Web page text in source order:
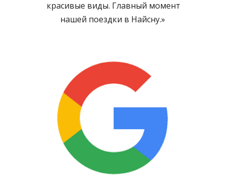
красивые виды. Главный момент
нашей поездки в Найсну.»